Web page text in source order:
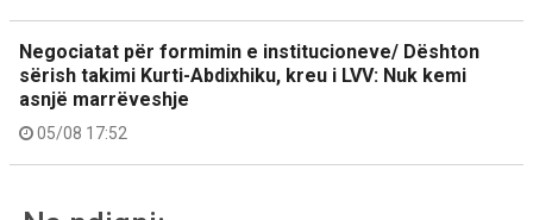
Negociatat për formimin e institucioneve/ Dështon
sërish takimi Kurti-Abdixhiku, kreu i LVV: Nuk kemi
asnjë marrëveshje
05/08 17:52